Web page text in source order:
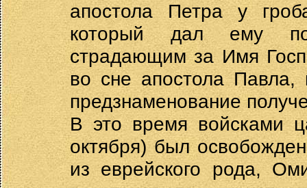
апостола Петра у
который дал ему
страдающим за Имя
во сне апостола
предзнаменование
В это время войсками
октября) был
из еврейского рода,